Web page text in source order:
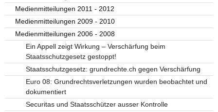
Medienmitteilungen 2011 - 2012
Medienmitteilungen 2009 - 2010
Medienmitteilungen 2006 - 2008
Ein Appell zeigt Wirkung – Verschärfung beim
Staatsschutzgesetz gestoppt!
Staatsschutzgesetz: grundrechte.ch gegen Verschärfung
Euro 08: Grundrechtsverletzungen wurden beobachtet und
dokumentiert
Securitas und Staatsschützer ausser Kontrolle